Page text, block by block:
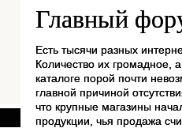
Главный
Есть тысячи разных
Количество их громадное,
каталоге порой почти
главной причиной
что крупные магазины
продукции, чья продажа